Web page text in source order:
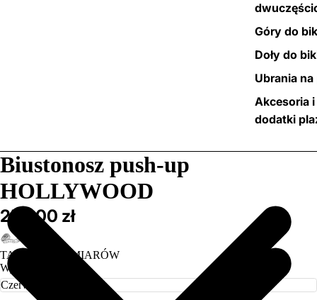
Góry do
Doły do
Ubrania na
Akcesoria i
dodatki
Biustonosz push-up
HOLLYWOOD
259,00 zł
TABELA ROZMIARÓW
Wybierz kolor